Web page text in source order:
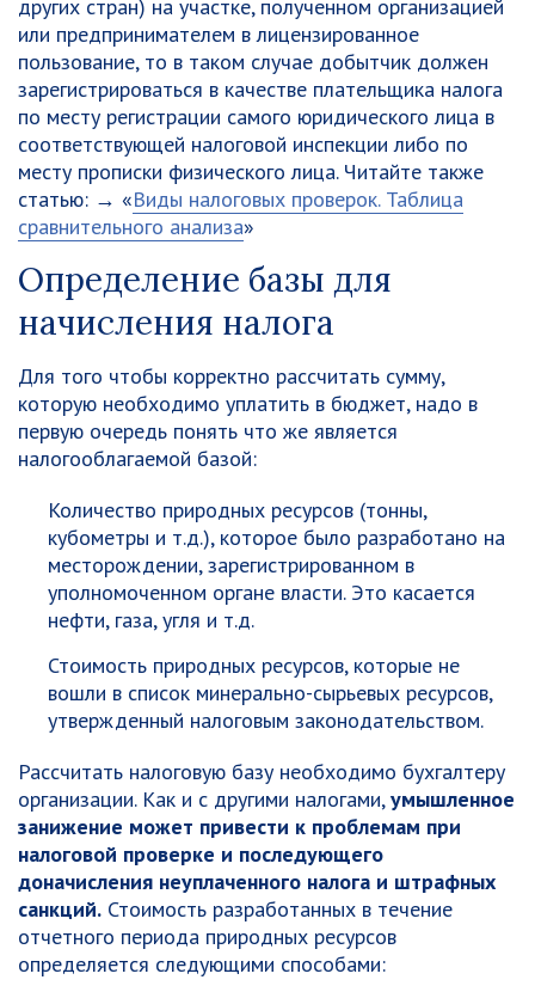
других стран) на участке, полученном организацией
или предпринимателем в лицензированное
пользование, то в таком случае добытчик должен
зарегистрироваться в качестве плательщика налога
по месту регистрации самого юридического лица в
соответствующей налоговой инспекции либо по
месту прописки физического лица. Читайте также
статью: → «Виды налоговых проверок. Таблица
сравнительного анализа»
Определение базы для
начисления налога
Для того чтобы корректно рассчитать сумму,
которую необходимо уплатить в бюджет, надо в
первую очередь понять что же является
налогооблагаемой базой:
Количество природных ресурсов (тонны,
кубометры и т.д.), которое было разработано на
месторождении, зарегистрированном в
уполномоченном органе власти. Это касается
нефти, газа, угля и т.д.
Стоимость природных ресурсов, которые не
вошли в список минерально-сырьевых ресурсов,
утвержденный налоговым законодательством.
Рассчитать налоговую базу необходимо бухгалтеру
организации. Как и с другими налогами,умышленное
занижение может привести к проблемам при
налоговой проверке и последующего
доначисления неуплаченного налога и штрафных
санкций. Стоимость разработанных в течение
отчетного периода природных ресурсов
определяется следующими способами: